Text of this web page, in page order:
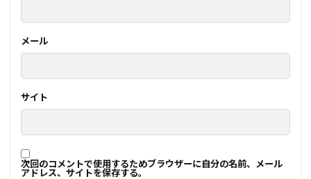
メール
サイト
次回のコメントで使用するためブラウザーに自分の名前、メール
アドレス、サイトを保存する。